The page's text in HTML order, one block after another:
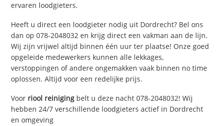
ervaren loodgieters.
Heeft u direct een loodgieter nodig uit Dordrecht? Bel ons
dan op 078-2048032 en krijg direct een vakman aan de lijn.
Wij zijn vrijwel altijd binnen één uur ter plaatse! Onze goed
opgeleide medewerkers kunnen alle lekkages,
verstoppingen of andere ongemakken vaak binnen no time
oplossen. Altijd voor een redelijke prijs.
Voor riool reiniging belt u deze nacht 078-2048032! Wij
hebben 24/7 verschillende loodgieters actief in Dordrecht
en omgeving